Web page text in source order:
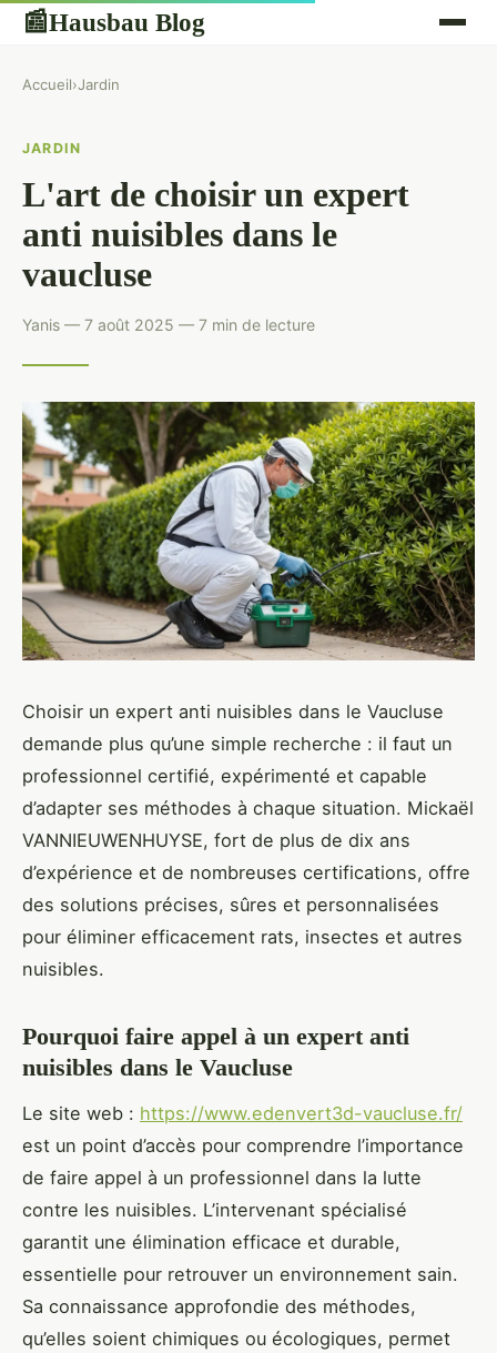
📰Hausbau Blog
Accueil›Jardin
JARDIN
L'art de choisir un expert
anti nuisibles dans le
vaucluse
Yanis — 7 août 2025 — 7 min de lecture
Choisir un expert anti nuisibles dans le Vaucluse
demande plus qu’une simple recherche : il faut un
professionnel certifié, expérimenté et capable
d’adapter ses méthodes à chaque situation. Mickaël
VANNIEUWENHUYSE, fort de plus de dix ans
d’expérience et de nombreuses certifications, offre
des solutions précises, sûres et personnalisées
pour éliminer efficacement rats, insectes et autres
nuisibles.
Pourquoi faire appel à un expert anti
nuisibles dans le Vaucluse
Le site web : https://www.edenvert3d-vaucluse.fr/
est un point d’accès pour comprendre l’importance
de faire appel à un professionnel dans la lutte
contre les nuisibles. L’intervenant spécialisé
garantit une élimination efficace et durable,
essentielle pour retrouver un environnement sain.
Sa connaissance approfondie des méthodes,
qu’elles soient chimiques ou écologiques, permet